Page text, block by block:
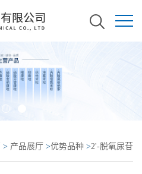
> 产品展厅 >优势品种 >2'-脱氧尿苷